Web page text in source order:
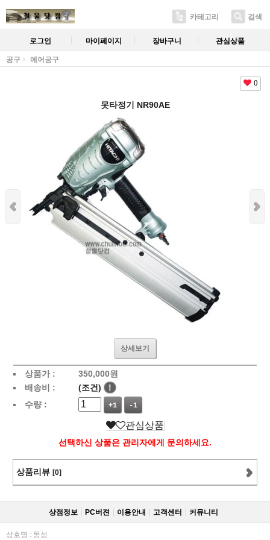
카테고리 검색
로그인 마이페이지 장바구니 관심상품
공구 에어공구
0
못타정기 NR90AE
상세보기
상품가 : 350,000원
배송비 :
(조건)
!
수량 :
+1 -1
관심상품
선택하신 상품은 관리자에게 문의하세요.
상품리뷰 [0]
상점정보 PC버젼 이용안내 고객센터 커뮤니티
상호명 : 동성